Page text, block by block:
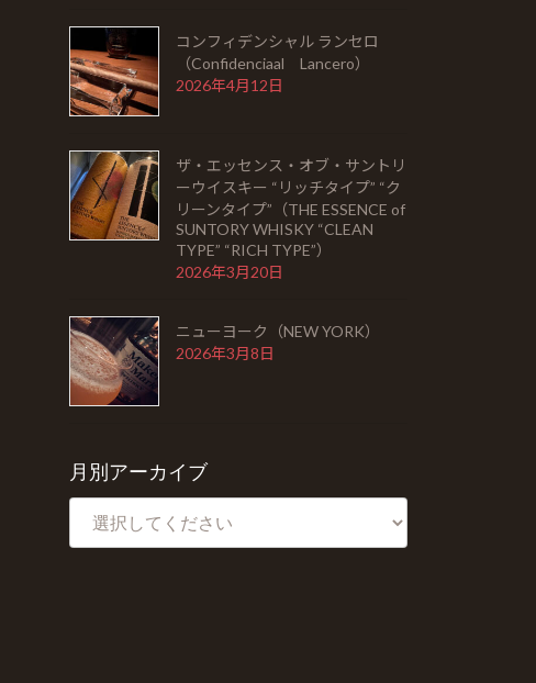
コンフィデンシャル ランセロ
（Confidenciaal Lancero）
2026年4月12日
ザ・エッセンス・オブ・サントリ
ーウイスキー “リッチタイプ” “ク
リーンタイプ”（THE ESSENCE of
SUNTORY WHISKY “CLEAN
TYPE” “RICH TYPE”）
2026年3月20日
ニューヨーク（NEW YORK）
2026年3月8日
月別アーカイブ